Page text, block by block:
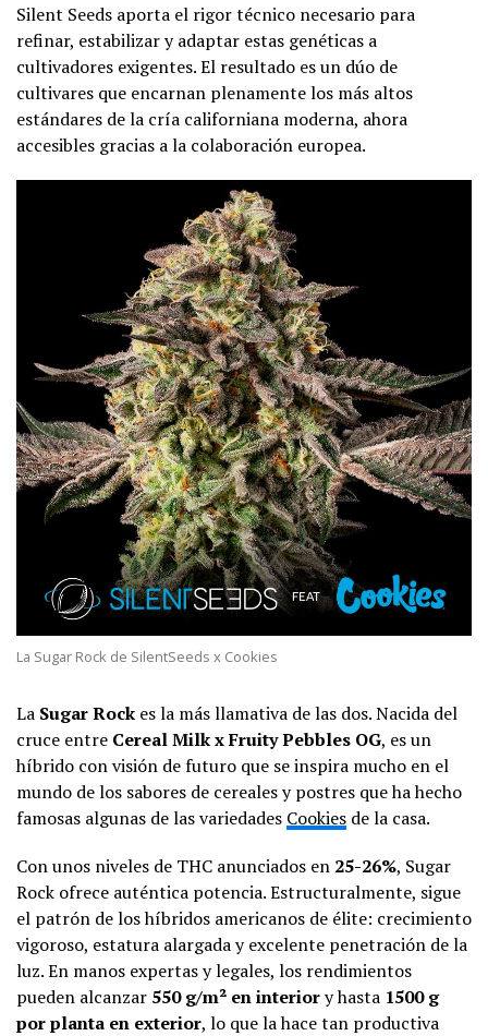
Silent Seeds aporta el rigor técnico necesario para
refinar, estabilizar y adaptar estas genéticas a
cultivadores exigentes. El resultado es un dúo de
cultivares que encarnan plenamente los más altos
estándares de la cría californiana moderna, ahora
accesibles gracias a la colaboración europea.
La Sugar Rock de SilentSeeds x Cookies
La Sugar Rock es la más llamativa de las dos. Nacida del
cruce entre Cereal Milk x Fruity Pebbles OG, es un
híbrido con visión de futuro que se inspira mucho en el
mundo de los sabores de cereales y postres que ha hecho
famosas algunas de las variedades Cookies de la casa.
Con unos niveles de THC anunciados en 25-26%, Sugar
Rock ofrece auténtica potencia. Estructuralmente, sigue
el patrón de los híbridos americanos de élite: crecimiento
vigoroso, estatura alargada y excelente penetración de la
luz. En manos expertas y legales, los rendimientos
pueden alcanzar 550 g/m² en interiory hasta 1500 g
por planta en exterior, lo que la hace tan productiva